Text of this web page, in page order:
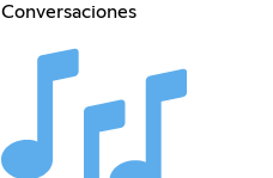
Conversaciones